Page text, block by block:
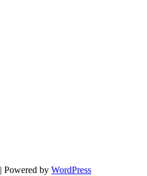
| Powered by WordPress